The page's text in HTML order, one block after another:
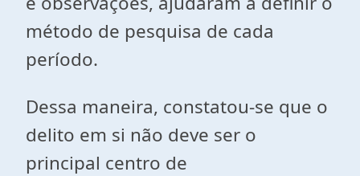
método de pesquisa de cada
período.
Dessa maneira, constatou-se que o
delito em si não deve ser o
principal centro de